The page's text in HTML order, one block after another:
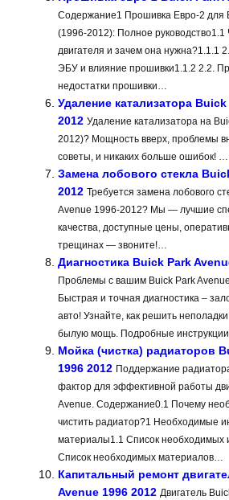
Содержание1 Прошивка Евро-2 для
(1996-2012): Полное руководство1.1
двигателя и зачем она нужна?1.1.1
ЭБУ и влияние прошивки1.1.2 2.2.
недостатки прошивки…
Удаление катализатора
2012 Удаление катализатора на
2012)? Мощность вверх, проблемы
советы, и никаких больше ошибок! …
Замена лобового стекла
2012 Требуется замена лобового
Avenue 1996-2012? Мы — лучшие
качества, доступные цены,
трещинах — звоните!…
Диагностика Buick Park
Проблемы с вашим Buick Park
Быстрая и точная диагностика –
авто! Узнайте, как решить
былую мощь. Подробные
Мойка (чистка) радиаторов
1996 2012 Поддержание
фактор для эффективной работы
Avenue. Содержание0.1 Почему
чистить радиатор?1 Необходимые
материалы1.1 Список необходимых
Список необходимых материалов…
Капитальный ремонт
Avenue 1996 2012 Двигатель